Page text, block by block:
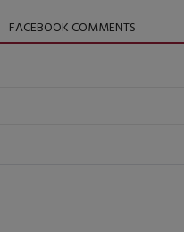
FACEBOOK COMMENTS